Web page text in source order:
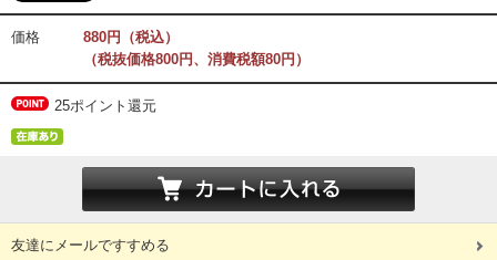
価格
880円（税込）
（税抜価格800円、消費税額80円）
25ポイント還元
友達にメールですすめる